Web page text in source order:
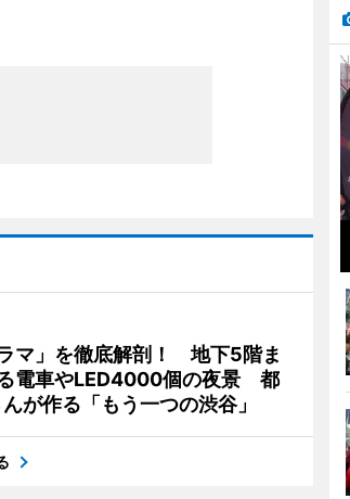
マ」を徹底解剖！ 地下5階ま
電車やLED4000個の夜景 都
が作る「もう一つの渋谷」